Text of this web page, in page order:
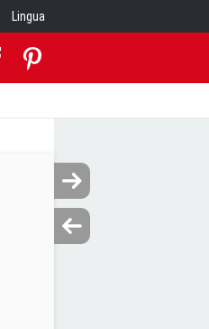
Lingua